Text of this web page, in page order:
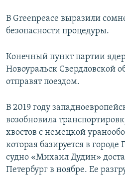
В Greenpeace выразили
безопасности процедуры.
Конечный пункт партии
Новоуральск Свердловской
отправят поездом.
В 2019 году
возобновила
хвостов с немецкой
которая базируется в
судно «Михаил Дудин»
Петербург в ноябре. Ее